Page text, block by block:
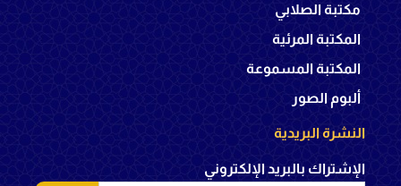
مكتبة الصلابي
المكتبة المرئية
المكتبة المسموعة
ألبوم الصور
النشرة البريدية
الإشتراك بالبريد الإلكتروني